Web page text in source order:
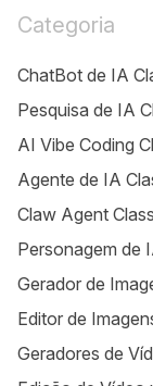
Categoria
ChatBot de IA
Pesquisa de IA
AI Vibe Coding
Agente de IA
Claw Agent
Personagem de
Gerador de
Editor de
Geradores de